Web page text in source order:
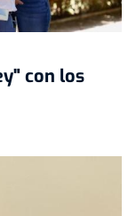
con los